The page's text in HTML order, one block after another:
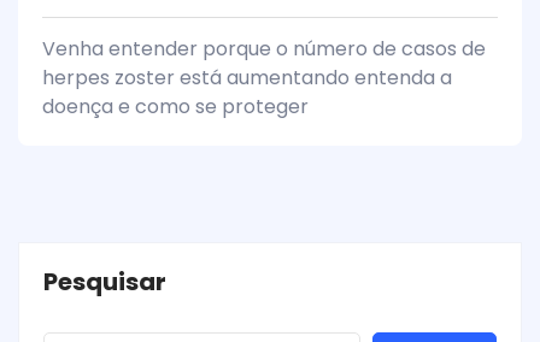
Venha entender porque o número de casos de
herpes zoster está aumentando entenda a
doença e como se proteger
Pesquisar